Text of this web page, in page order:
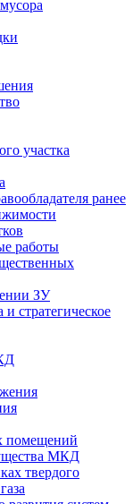
участка
ранее
работы
ЗУ
стратегическое
помещений
МКД
твердого